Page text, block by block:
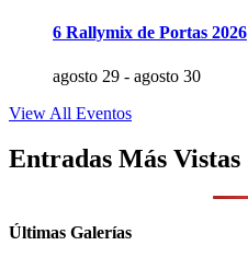
6 Rallymix de Portas 2026
agosto 29 - agosto 30
View All Eventos
Entradas Más Vistas
Últimas Galerías